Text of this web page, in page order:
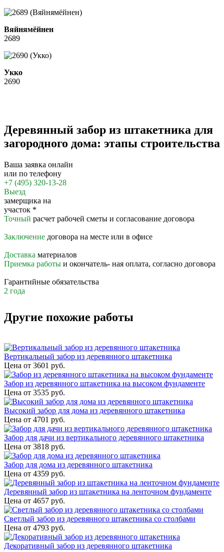
Вяйнямёйнен
2689
Укко
2690
Деревянный забор из штакетника для
загородного дома: этапы строительства
Ваша заявка онлайн
или по телефону
+7 (495) 320-13-28
Выезд
замерщика на
участок *
Точный расчет рабочей сметы и согласование договора
Заключение договора на месте или в офисе
Доставка материалов
Приемка работы и окончатель- ная оплата, согласно договора
Гарантийные обязательства
2 года
Другие похожие работы
Вертикальный забор из деревянного штакетника
Цена от 3601 руб.
Забор из деревянного штакетника на высоком фундаменте
Цена от 3535 руб.
Высокий забор для дома из деревянного штакетника
Цена от 4701 руб.
Забор для дачи из вертикального деревянного штакетника
Цена от 3818 руб.
Забор для дома из деревянного штакетника
Цена от 4359 руб.
Деревянный забор из штакетника на ленточном фундаменте
Цена от 4657 руб.
Светлый забор из деревянного штакетника со столбами
Цена от 4793 руб.
Декоративный забор из деревянного штакетника